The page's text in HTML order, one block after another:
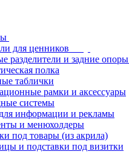
для ценников
разделители и задние опоры
полка
таблички
рамки и аксессуары
системы
информации и рекламы
и менюхолдеры
под товары (из акрила)
и подставки под визитки